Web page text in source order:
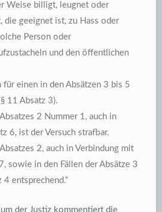
Weise billigt, leugnet oder
die geeignet ist, zu Hass oder
Person oder
und den öffentlichen
für einen in den Absätzen 3 bis 5
11 Absatz 3).
2 Nummer 1, auch in
6, ist der Versuch strafbar.
2, auch in Verbindung mit
sowie in den Fällen der Absätze 3
entsprechend.“
der Justiz kommentiert die